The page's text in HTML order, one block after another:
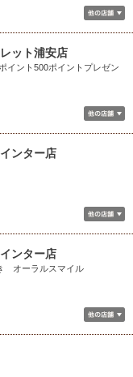
ット浦安店
イント500ポイントプレゼン
ンター店
ンター店
オーラルスマイル